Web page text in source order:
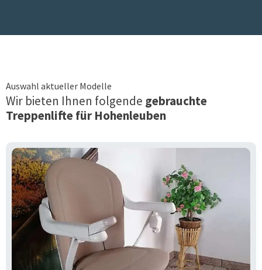
Auswahl aktueller Modelle
Wir bieten Ihnen folgende gebrauchte
Treppenlifte für Hohenleuben